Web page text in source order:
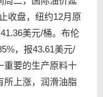
收盘，纽约12月原
美元/桶。布伦
，报43.61美元/
重要的生产原料十
上涨， 润滑油脂